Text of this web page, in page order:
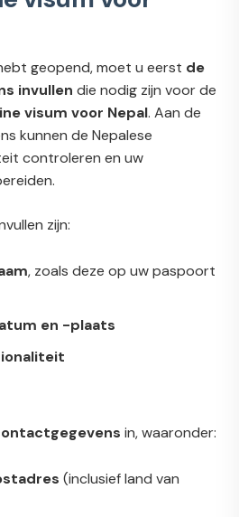
geopend, moet u eerst de
invullen die nodig zijn voor de
visum voor Nepal. Aan de
kunnen de Nepalese
controleren en uw
zijn:
, zoals deze op uw paspoort
en -plaats
in, waaronder:
(inclusief land van